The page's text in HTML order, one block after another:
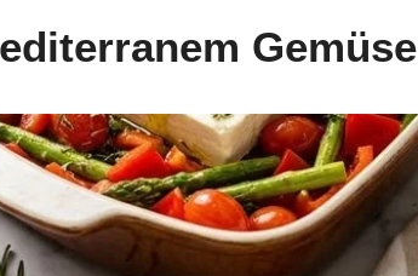
Gemüse